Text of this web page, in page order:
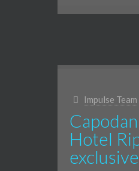
Impulse Team
Hotel